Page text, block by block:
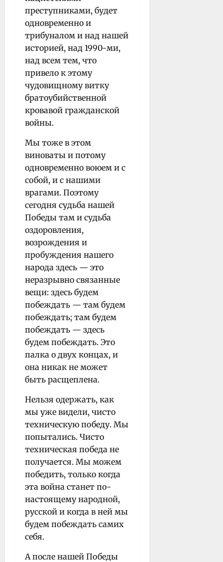
преступниками, будет
одновременно и
трибуналом и над нашей
историей, над 1990-ми,
над всем тем, что
привело к этому
чудовищному витку
братоубийственной
кровавой гражданской
войны.
Мы тоже в этом
виноваты и потому
одновременно воюем и с
собой, и с нашими
врагами. Поэтому
сегодня судьба нашей
Победы там и судьба
оздоровления,
возрождения и
пробуждения нашего
народа здесь — это
неразрывно связанные
вещи: здесь будем
побеждать — там будем
побеждать; там будем
побеждать — здесь
будем побеждать. Это
палка о двух концах, и
она никак не может
быть расщеплена.
Нельзя одержать, как
мы уже видели, чисто
техническую победу. Мы
попытались. Чисто
техническая победа не
получается. Мы можем
победить, только когда
эта война станет по-
настоящему народной,
русской и когда в ней мы
будем побеждать самих
себя.
А после нашей Победы